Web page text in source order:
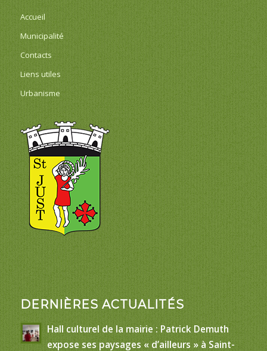
Accueil
Municipalité
Contacts
Liens utiles
Urbanisme
DERNIÈRES ACTUALITÉS
Hall culturel de la mairie : Patrick Demuth
expose ses paysages « d’ailleurs » à Saint-